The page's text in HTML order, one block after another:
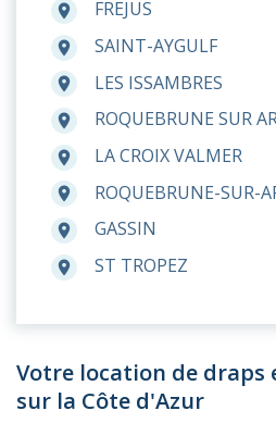
room FREJUS
room SAINT-AYGULF
room LES ISSAMBRES
room ROQUEBRUNE SUR
room LA CROIX VALMER
room ROQUEBRUNE-SUR-
room GASSIN
room ST TROPEZ
Votre location de draps
sur la Côte d'Azur